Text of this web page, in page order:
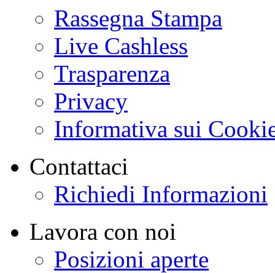
Rassegna Stampa
Live Cashless
Trasparenza
Privacy
Informativa sui
Contattaci
Richiedi Informazioni
Lavora con noi
Posizioni aperte